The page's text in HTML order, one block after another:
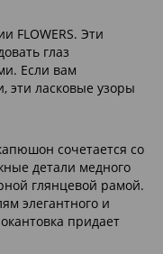
FLOWERS. Эти
глаз
Если вам
эти ласковые узоры
сочетается со
детали медного
глянцевой рамой.
элегантного и
придает